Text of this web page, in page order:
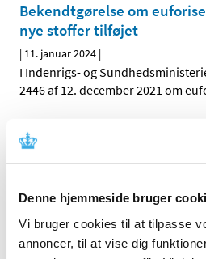
Denne hjemmeside bruger
Vi bruger cookies til at tilpasse
annoncer, til at vise dig
Bekendtgørelse om
nye stoffer tilføjet
| 11. januar 2024 |
I Indenrigs- og
2446 af 12. december 2021 om
Lægemiddelstyrelsen
opkrævning og betaling af
|11. januar 2024|
gange årligt. Vi går således væk